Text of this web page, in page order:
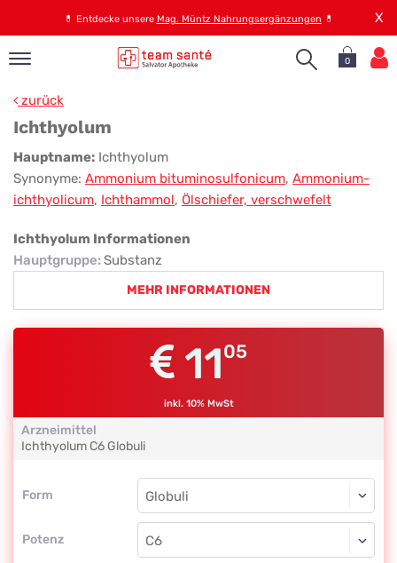
💊 Entdecke unsere Mag. Müntz Nahrungsergänzungen 💊 X
0
zurück
Ichthyolum
Ichthyolum
Hauptname: Ichthyolum
Synonyme: Ammonium bituminosulfonicum, Ammonium-
ichthyolicum, Ichthammol, Ölschiefer, verschwefelt
Ichthyolum Informationen
Hauptgruppe: Substanz
MEHR INFORMATIONEN
1105
inkl. 10% MwSt
Arzneimittel
Ichthyolum C6 Globuli
Form
Form
Potenz
Globuli
C6